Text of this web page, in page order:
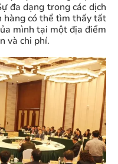
đa dạng trong các dịch
hàng có thể tìm thấy tất
mình tại một địa điểm
và chi phí.